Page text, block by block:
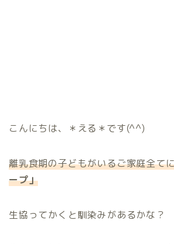
こんにちは、＊える＊です(^^)
離乳食期の子どもがいるご家庭全て
ープ」
生協ってかくと馴染みがあるかな？